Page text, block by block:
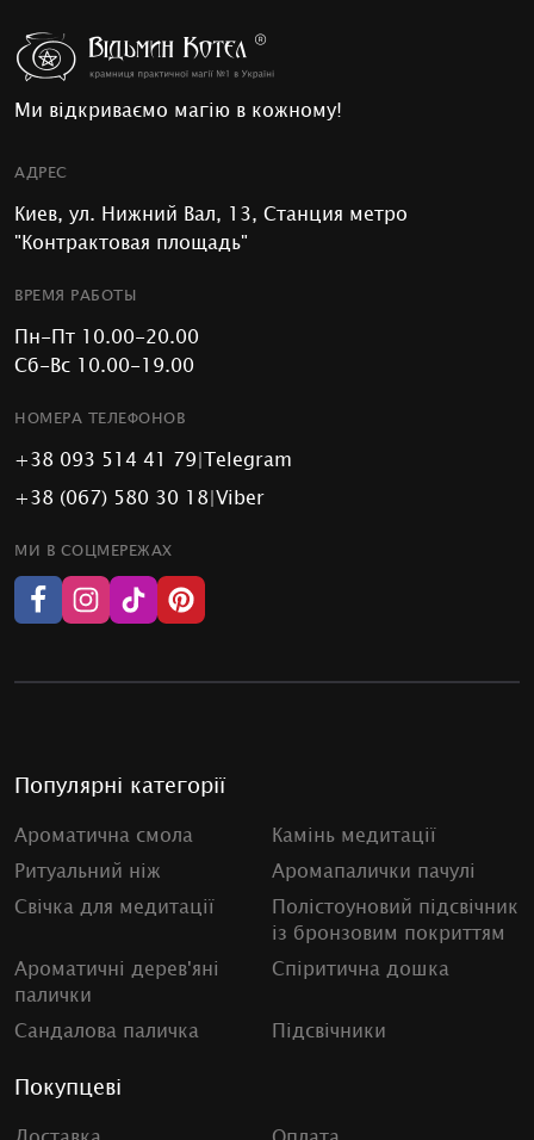
Ми відкриваємо магію в кожному!
АДРЕС
Киев, ул. Нижний Вал, 13, Станция метро
"Контрактовая площадь"
ВРЕМЯ РАБОТЫ
Пн-Пт 10.00-20.00
Сб-Вс 10.00-19.00
НОМЕРА ТЕЛЕФОНОВ
+38 093 514 41 79|Telegram
+38 (067) 580 30 18|Viber
МИ В СОЦМЕРЕЖАХ
Популярні категорії
Ароматична смола
Камінь медитації
Ритуальний ніж
Аромапалички пачулі
Свічка для медитації
Полістоуновий підсвічник
із бронзовим покриттям
Ароматичні дерев'яні
палички
Спіритична дошка
Сандалова паличка Підсвічники
Покупцеві
Доставка Оплата